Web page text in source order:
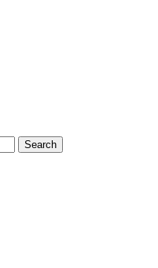
Search